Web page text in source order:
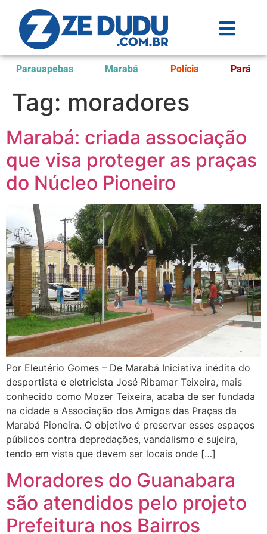
Parauapebas Marabá Polícia Pará
Tag: moradores
Marabá: criada associação
que visa proteger as praças
do Núcleo Pioneiro
Por Eleutério Gomes – De Marabá Iniciativa inédita do
desportista e eletricista José Ribamar Teixeira, mais
conhecido como Mozer Teixeira, acaba de ser fundada
na cidade a Associação dos Amigos das Praças da
Marabá Pioneira. O objetivo é preservar esses espaços
públicos contra depredações, vandalismo e sujeira,
tendo em vista que devem ser locais onde […]
Moradores do Guanabara
são atendidos pelo projeto
Prefeitura nos Bairros